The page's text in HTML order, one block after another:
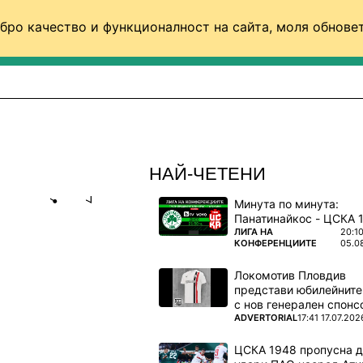
качество и функционалност на сайта, моля
НАЙ-ЧЕТЕНИ
Минута по минута:
ПОВЕЧЕ ОТ
ЛИГА НА
КОНФЕРЕНЦИИТЕ
20:10
Локомотив Пловдив
представи
с нов генерален
ПОВЕЧЕ ОТ
ADVERTORIAL17:41
ЦСКА 1948 пропусна